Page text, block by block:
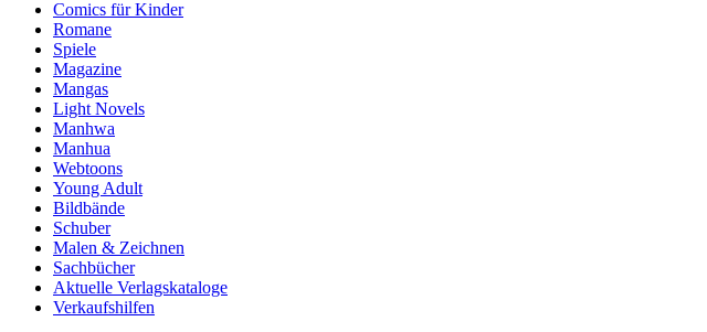
Comics für Kinder
Romane
Spiele
Magazine
Mangas
Light Novels
Manhwa
Manhua
Webtoons
Young Adult
Bildbände
Schuber
Malen & Zeichnen
Sachbücher
Aktuelle Verlagskataloge
Verkaufshilfen